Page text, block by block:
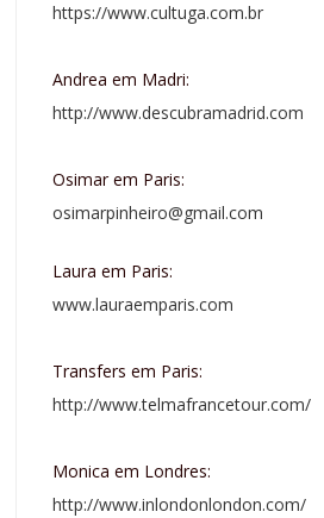
https://www.cultuga.com.br
Andrea em Madri:
http://www.descubramadrid.com
Osimar em Paris:
osimarpinheiro@gmail.com
Laura em Paris:
www.lauraemparis.com
Transfers em Paris:
http://www.telmafrancetour.com/
Monica em Londres:
http://www.inlondonlondon.com/